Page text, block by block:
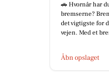
🚗 Hvornår har
bremserne?
det vigtigste for
vejen. Med et
Åbn opslaget